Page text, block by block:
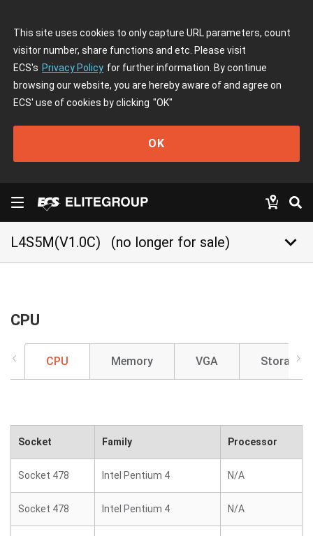
This site uses cookies to only capture URL parameters, count
visitor number, share functions and etc. Please visit
ECS's Privacy Policy for further information. By continue
browsing our website, you are hereby aware of and agree on
ECS' use of cookies by clicking "OK"
OK
L4S5M(V1.0C) (no longer for sale) keyboard_arrow_down
CPU
CPU Memory VGA Storage
Socket Family Processor
Socket 478 Intel Pentium 4 N/A
Socket 478 Intel Pentium 4 N/A